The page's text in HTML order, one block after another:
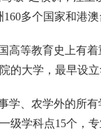
多个国家和港
高等教育史上有
的大学，最早
学、农学外的所
学科点15个，